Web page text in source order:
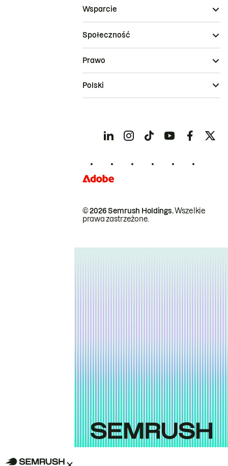
Wsparcie
Społeczność
© 2026 Semrush Holdings.Wszelkie
prawa zastrzeżone.
Prawo
Polski